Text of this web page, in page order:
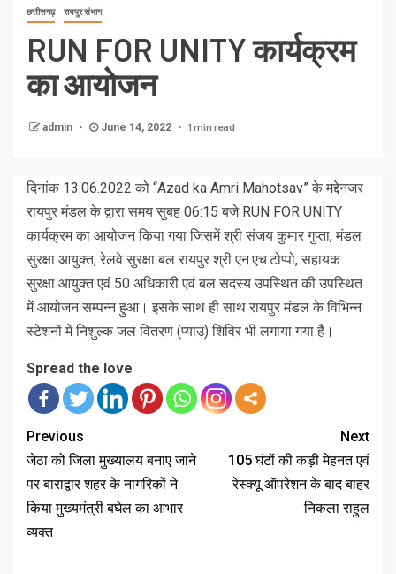
छत्तीसगढ़ रायपुर संभाग
RUN FOR UNITY कार्यक्रम
का आयोजन
admin June 14, 2022 1 min read
दिनांक 13.06.2022 को “Azad ka Amri Mahotsav” के मद्देनजर
रायपुर मंडल के द्वारा समय सुबह 06:15 बजे RUN FOR UNITY
कार्यक्रम का आयोजन किया गया जिसमें श्री संजय कुमार गुप्ता, मंडल
सुरक्षा आयुक्त, रेलवे सुरक्षा बल रायपुर श्री एन.एच.टोप्पो, सहायक
सुरक्षा आयुक्त एवं 50 अधिकारी एवं बल सदस्य उपस्थित की उपस्थित
में आयोजन सम्पन्न हुआ। इसके साथ ही साथ रायपुर मंडल के विभिन्न
स्टेशनों में निशुल्क जल वितरण (प्याउ) शिविर भी लगाया गया है।
Spread the love
Previous
जेठा को जिला मुख्यालय बनाए जाने
पर बाराद्वार शहर के नागरिकों ने
किया मुख्यमंत्री बघेल का आभार
व्यक्त
Next
105 घंटों की कड़ी मेहनत एवं
रेस्क्यू ऑपरेशन के बाद बाहर
निकला राहुल